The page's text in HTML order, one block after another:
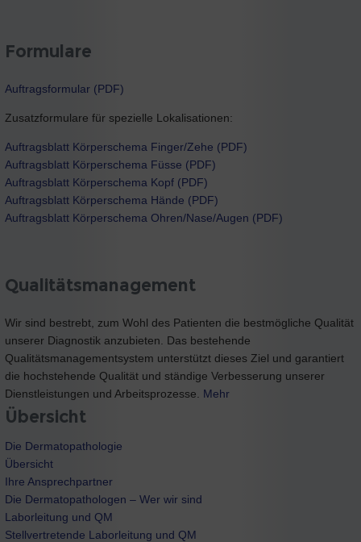
Formulare
Auftragsformular (PDF)
Zusatzformulare für spezielle Lokalisationen:
Auftragsblatt Körperschema Finger/Zehe (PDF)
Auftragsblatt Körperschema Füsse (PDF)
Auftragsblatt Körperschema Kopf (PDF)
Auftragsblatt Körperschema Hände (PDF)
Auftragsblatt Körperschema Ohren/Nase/Augen (PDF)
Qualitätsmanagement
Wir sind bestrebt, zum Wohl des Patienten die bestmögliche Qualität
unserer Diagnostik anzubieten. Das bestehende
Qualitätsmanagementsystem unterstützt dieses Ziel und garantiert
die hochstehende Qualität und ständige Verbesserung unserer
Dienstleistungen und Arbeitsprozesse. Mehr
Übersicht
Die Dermatopathologie
Übersicht
Ihre Ansprechpartner
Die Dermatopathologen – Wer wir sind
Laborleitung und QM
Stellvertretende Laborleitung und QM